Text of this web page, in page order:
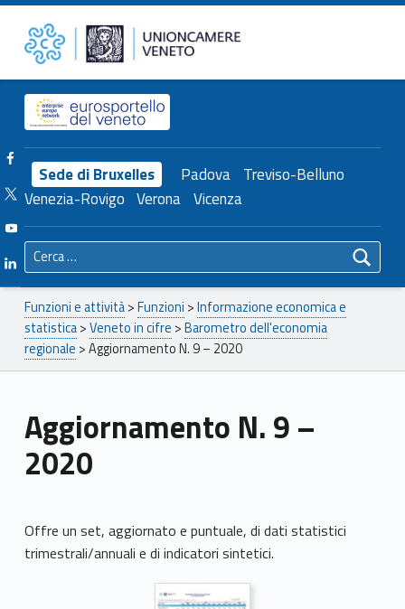
Aggiornamento N. 9 – 2020 – Unioncamere del Veneto Unioncamere del Veneto
Header info sidebar
Sede di Bruxelles Padova Treviso-Belluno
Venezia-Rovigo Verona Vicenza
Facebook Unioncamere Veneto
Twitter Unioncamere Veneto
Youtube Unioncamere Veneto
Linkedin Unioncamere Veneto
Ricerca per:
Breadcrumbs navigation
Funzioni e attività>Funzioni >Informazione economica e
statistica>Veneto in cifre >Barometro dell'economia
regionale >Aggiornamento N. 9 – 2020
Aggiornamento N. 9 –
2020
Offre un set, aggiornato e puntuale, di dati statistici
trimestrali/annuali e di indicatori sintetici.